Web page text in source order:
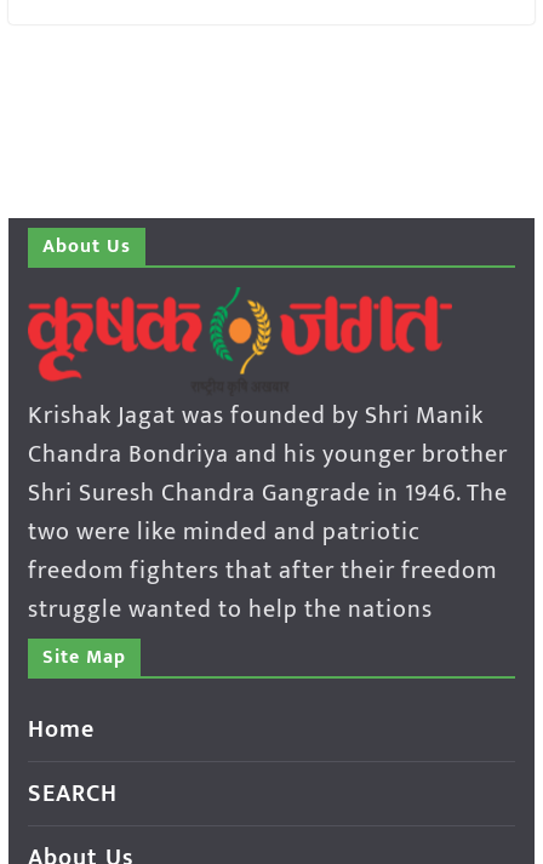
About Us
Krishak Jagat was founded by Shri Manik
Chandra Bondriya and his younger brother
Shri Suresh Chandra Gangrade in 1946. The
two were like minded and patriotic
freedom fighters that after their freedom
struggle wanted to help the nations
Site Map
Home
SEARCH